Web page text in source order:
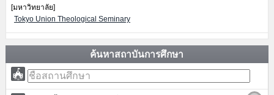
[มหาวิทยาลัย]
Tokyo Union Theological Seminary
ค้นหาสถาบันการศึกษา